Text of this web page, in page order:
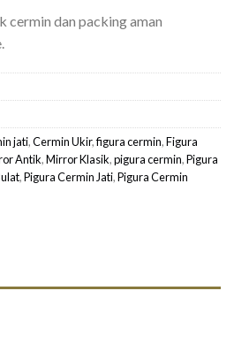
cermin dan packing aman
jati,Cermin Ukir,figura cermin,Figura
Antik,Mirror Klasik,pigura cermin,Pigura
,Pigura Cermin Jati,Pigura Cermin